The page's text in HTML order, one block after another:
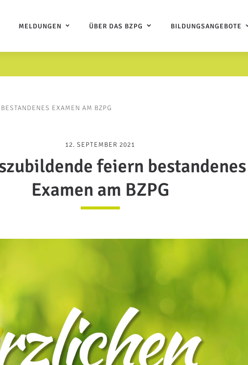
MELDUNGEN ÜBER DAS BZPG BILDUNGSANGEBOTE
EXAMEN AM BZPG
12. SEPTEMBER 2021
feiern bestandenes
Examen am BZPG